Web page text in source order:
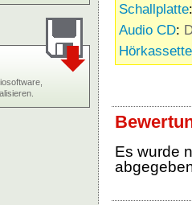
Schallplatte
Audio CD:
Hörkassette
Es wurde